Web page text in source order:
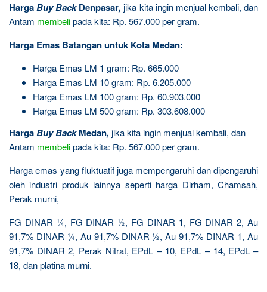
HargaBuy BackDenpasar, jika kita ingin menjual kembali, dan
Antam membelipada kita: Rp. 567.000 per gram.
Harga Emas Batangan untuk Kota Medan:
Harga Emas LM 1 gram: Rp. 665.000
Harga Emas LM 10 gram: Rp. 6.205.000
Harga Emas LM 100 gram: Rp. 60.903.000
Harga Emas LM 500 gram: Rp. 303.608.000
HargaBuy BackMedan, jika kita ingin menjual kembali, dan
Antam membelipada kita: Rp. 567.000 per gram.
Harga emas yang fluktuatif juga mempengaruhi dan dipengaruhi
oleh industri produk lainnya seperti harga Dirham, Chamsah,
Perak murni,
FG DINAR ¼, FG DINAR ½, FG DINAR 1, FG DINAR 2, Au
91,7% DINAR ¼, Au 91,7% DINAR ½, Au 91,7% DINAR 1, Au
91,7% DINAR 2, Perak Nitrat, EPdL – 10, EPdL – 14, EPdL –
18, dan platina murni.